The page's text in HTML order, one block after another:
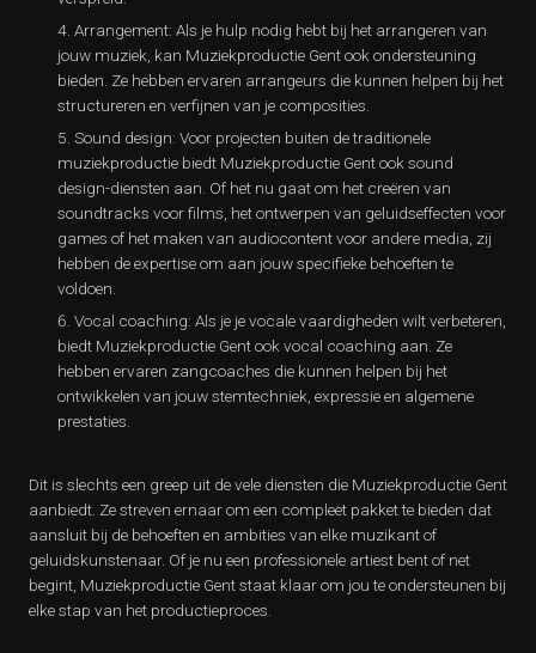
Arrangement: Als je hulp nodig hebt bij het arrangeren van
jouw muziek, kan Muziekproductie Gent ook ondersteuning
bieden. Ze hebben ervaren arrangeurs die kunnen helpen bij het
structureren en verfijnen van je composities.
Sound design: Voor projecten buiten de traditionele
muziekproductie biedt Muziekproductie Gent ook sound
design-diensten aan. Of het nu gaat om het creëren van
soundtracks voor films, het ontwerpen van geluidseffecten voor
games of het maken van audiocontent voor andere media, zij
hebben de expertise om aan jouw specifieke behoeften te
voldoen.
Vocal coaching: Als je je vocale vaardigheden wilt verbeteren,
biedt Muziekproductie Gent ook vocal coaching aan. Ze
hebben ervaren zangcoaches die kunnen helpen bij het
ontwikkelen van jouw stemtechniek, expressie en algemene
prestaties.
Dit is slechts een greep uit de vele diensten die Muziekproductie Gent
aanbiedt. Ze streven ernaar om een ​​compleet pakket te bieden dat
aansluit bij de behoeften en ambities van elke muzikant of
geluidskunstenaar. Of je nu een professionele artiest bent of net
begint, Muziekproductie Gent staat klaar om jou te ondersteunen bij
elke stap van het productieproces.